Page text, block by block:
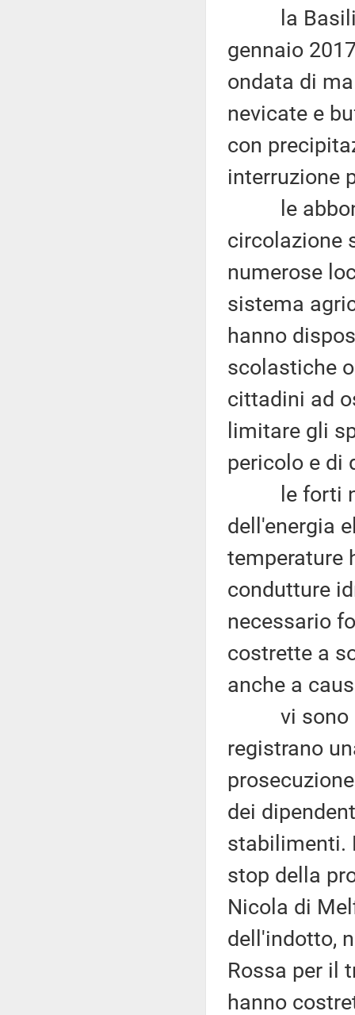
la
gennaio
ondata di
nevicate e
con
interruzione
le
circolazione
numerose
sistema
hanno
scolastiche
cittadini ad
limitare gli
pericolo e di
le forti
dell'energia
temperature
condutture
necessario
costrette a
anche a
vi sono
registrano
dei
stabilimenti.
stop della
Nicola di
dell'indotto,
Rossa per il
hanno